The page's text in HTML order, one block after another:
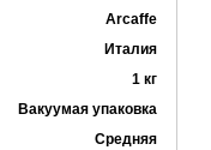
Arcaffe
Италия
1 кг
Вакуумая упаковка
Средняя